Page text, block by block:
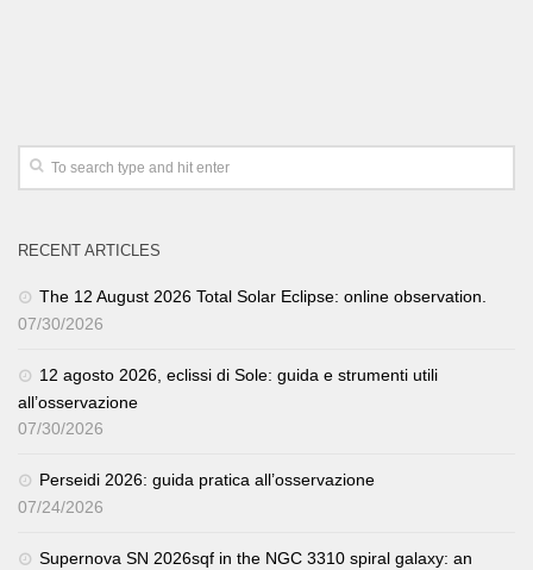
RECENT ARTICLES
The 12 August 2026 Total Solar Eclipse: online observation.
07/30/2026
12 agosto 2026, eclissi di Sole: guida e strumenti utili
all’osservazione
07/30/2026
Perseidi 2026: guida pratica all’osservazione
07/24/2026
Supernova SN 2026sqf in the NGC 3310 spiral galaxy: an